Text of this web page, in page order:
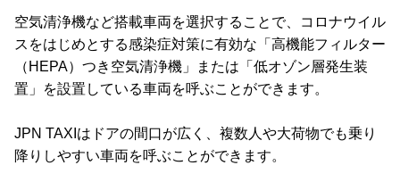
空気清浄機など搭載車両を選択することで、コロナウイル
スをはじめとする感染症対策に有効な「高機能フィルター
（HEPA）つき空気清浄機」または「低オゾン層発生装
置」を設置している車両を呼ぶことができます。
JPN TAXIはドアの間口が広く、複数人や大荷物でも乗り
降りしやすい車両を呼ぶことができます。